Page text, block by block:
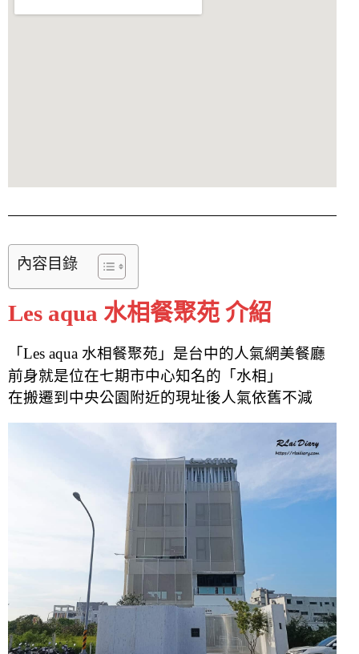
內容目錄
Les aqua 水相餐聚苑 介紹
「Les aqua 水相餐聚苑」是台中的人氣網美餐廳
前身就是位在七期市中心知名的「水相」
在搬遷到中央公園附近的現址後人氣依舊不減